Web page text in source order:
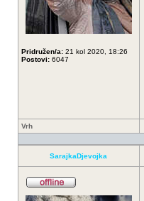
Pridružen/a: 21 kol 2020, 18:26
Postovi: 6047
Vrh
SarajkaDjevojka